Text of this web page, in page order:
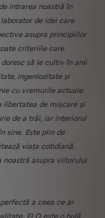
intrarea noastră în
de idei care
asupra principiilor
criteriile care
să le cultiv în anii
ingeniozitate și
cu vremurile actuale
libertatea de mișcare și
de a trăi, iar interiorul
sine. Este plin de
viața cotidiană.
noastră asupra viitorului
a ceea ce ar